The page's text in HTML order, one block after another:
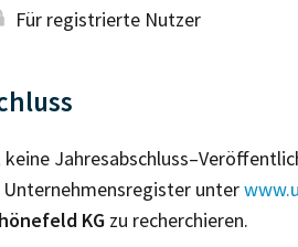
Für registrierte Nutzer
unter
KG zu recherchieren.